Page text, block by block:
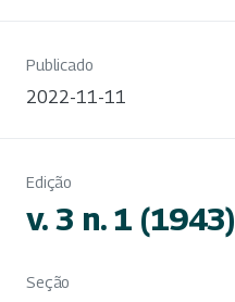
Publicado
2022-11-11
Edição
v. 3 n. 1 (1943)
Seção